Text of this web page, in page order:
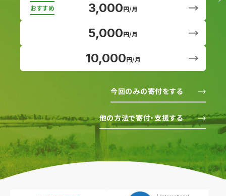
3,000円/月
5,000円/月
10,000円/月
今回のみの寄付をする
他の方法で寄付・支援する